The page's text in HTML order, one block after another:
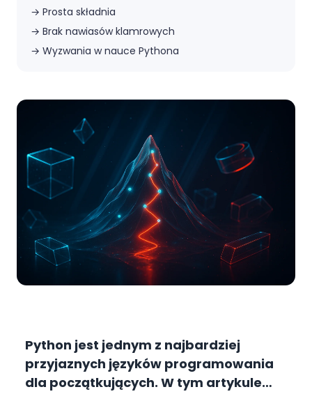
→ Prosta składnia
→ Brak nawiasów klamrowych
→ Wyzwania w nauce Pythona
Python jest jednym z najbardziej
przyjaznych języków programowania
dla początkujących. W tym artykule